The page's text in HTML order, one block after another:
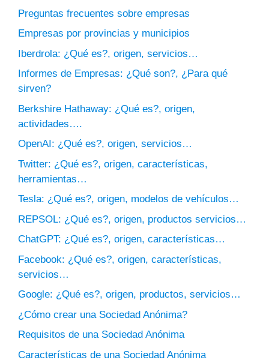
Preguntas frecuentes sobre empresas
Empresas por provincias y municipios
Iberdrola: ¿Qué es?, origen, servicios…
Informes de Empresas: ¿Qué son?, ¿Para qué
sirven?
Berkshire Hathaway: ¿Qué es?, origen,
actividades….
OpenAI: ¿Qué es?, origen, servicios…
Twitter: ¿Qué es?, origen, características,
herramientas…
Tesla: ¿Qué es?, origen, modelos de vehículos…
REPSOL: ¿Qué es?, origen, productos servicios…
ChatGPT: ¿Qué es?, origen, características…
Facebook: ¿Qué es?, origen, características,
servicios…
Google: ¿Qué es?, origen, productos, servicios…
¿Cómo crear una Sociedad Anónima?
Requisitos de una Sociedad Anónima
Características de una Sociedad Anónima